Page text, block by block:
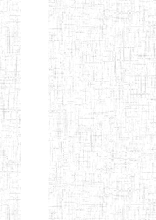
ENBIEG DE
GAROUA
ENIEG DE
PITOA
ENIEG DE
TCHOLLIRE
ENIEG DE POLI